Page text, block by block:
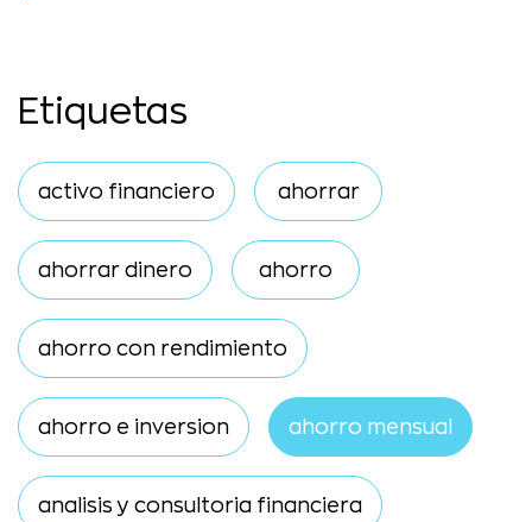
Etiquetas
activo financiero ahorrar
ahorrar dinero ahorro
ahorro con rendimiento
ahorro e inversion ahorro mensual
analisis y consultoria financiera